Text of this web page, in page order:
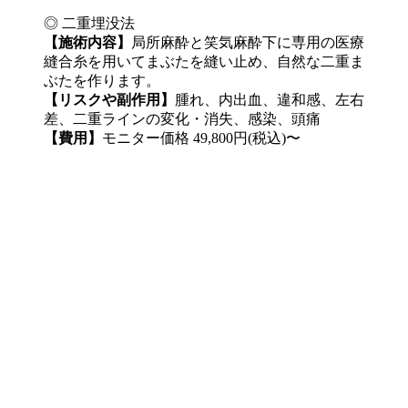
◎ 二重埋没法
【施術内容】
局所麻酔と笑気麻酔下に専用の医療
縫合糸を用いてまぶたを縫い止め、自然な二重ま
ぶたを作ります。
【リスクや副作用】 腫れ、内出血、違和感、左右
差、二重ラインの変化・消失、感染、頭痛
【費用】 モニター価格 49,800円(税込)〜